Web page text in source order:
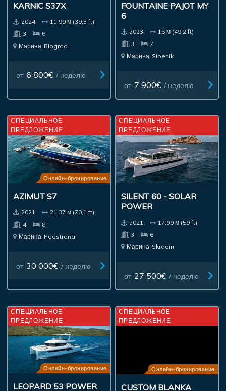
KARNIC S37X
2024.
11,99 м (39,3 ft)
3
6
Марина Biograd
от 6 800€ / неделю
FOUNTAINE PAJOT MY
6
2023.
15 м (49,2 ft)
3
7
Марина Sibenik
от 7 900€ / неделю
Онлайн-бронирование
AZIMUT S7
2021.
21,37 м (70,1 ft)
4
8
Марина Podstrana
от 30 000€ / неделю
СПЕЦИАЛЬНОЕ
ПРЕДЛОЖЕНИЕ
SILENT 60 - SOLAR
POWER
2021.
17,99 м (59 ft)
3
6
Марина Skradin
от 27 500€ / неделю
СПЕЦИАЛЬНОЕ
ПРЕДЛОЖЕНИЕ
Онлайн-бронирование
LEOPARD 53 POWER
СПЕЦИАЛЬНОЕ
ПРЕДЛОЖЕНИЕ
Онлайн-бронирование
CUSTOM BLANKA
СПЕЦИАЛЬНОЕ
ПРЕДЛОЖЕНИЕ